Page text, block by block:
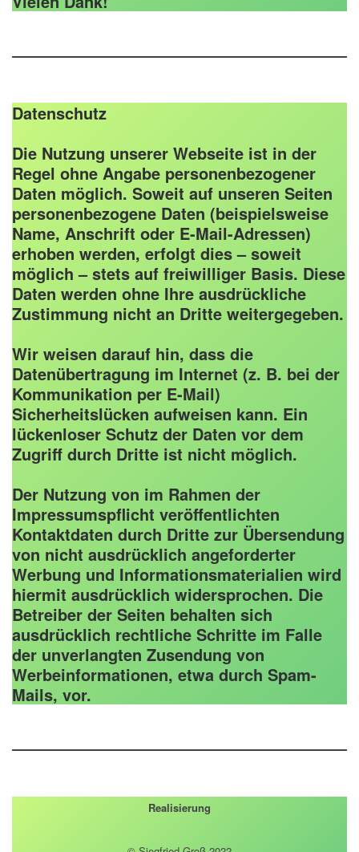
Datenschutz
Die Nutzung unserer Webseite ist in der
Regel ohne Angabe personenbezogener
Daten möglich. Soweit auf unseren Seiten
personenbezogene Daten (beispielsweise
Name, Anschrift oder E-Mail-Adressen)
erhoben werden, erfolgt dies – soweit
möglich – stets auf freiwilliger Basis. Diese
Daten werden ohne Ihre ausdrückliche
Zustimmung nicht an Dritte weitergegeben.
Wir weisen darauf hin, dass die
Datenübertragung im Internet (z. B. bei der
Kommunikation per E-Mail)
Sicherheitslücken aufweisen kann. Ein
lückenloser Schutz der Daten vor dem
Zugriff durch Dritte ist nicht möglich.
Der Nutzung von im Rahmen der
Impressumspflicht veröffentlichten
Kontaktdaten durch Dritte zur Übersendung
von nicht ausdrücklich angeforderter
Werbung und Informationsmaterialien wird
hiermit ausdrücklich widersprochen. Die
Betreiber der Seiten behalten sich
ausdrücklich rechtliche Schritte im Falle
der unverlangten Zusendung von
Werbeinformationen, etwa durch Spam-
Mails, vor.
Realisierung